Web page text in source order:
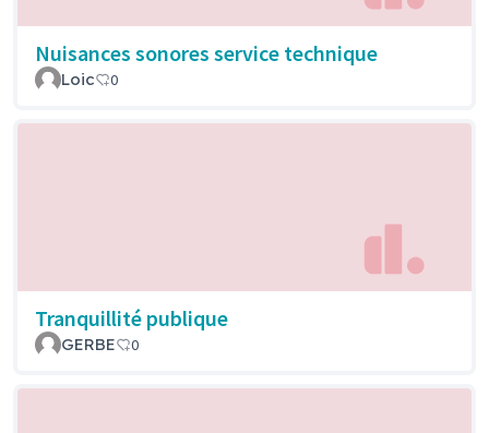
Nuisances sonores service technique
Loic 0
Tranquillité publique
GERBE 0